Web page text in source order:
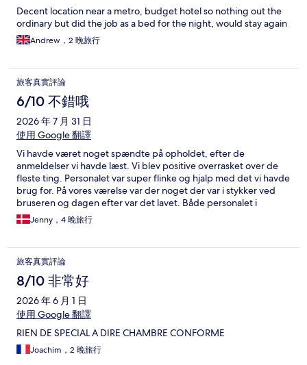
Decent location near a metro, budget hotel so nothing out the
ordinary but did the job as a bed for the night, would stay again
Andrew，2 晚旅行
旅客真實評論
6/10 不錯哦
2026 年 7 月 31 日
使用 Google 翻譯
Vi havde været noget spændte på opholdet, efter de
anmeldelser vi havde læst. Vi blev positive overrasket over de
fleste ting. Personalet var super flinke og hjalp med det vi havde
brug for. På vores værelse var der noget der var i stykker ved
bruseren og dagen efter var det lavet. Både personalet i
receptionen og i restauranterne var hjælpsomme. Selve
værelset var i okay stand. Det er tydeligt at det er et ældre hotel
rent i værelset. Morgenmadsbuffeten var god i forhold til
udvalg. Dog var det mangelfuldt i forhold til service, rengøring
og opfyldning af mad. Nogle områder af hotellet kunne godt
trænge til en gang rengøring. Hotellet ligger godt i forhold til
metro ind til centrum, og kort gåafstand til restauranter, park og
små butikker. Vi har haft et godt ophold og kan sagtens
Jenny，4 晚旅行
旅客真實評論
8/10 非常好
2026 年 6 月 1 日
使用 Google 翻譯
RIEN DE SPECIAL A DIRE CHAMBRE CONFORME
Joachim，2 晚旅行